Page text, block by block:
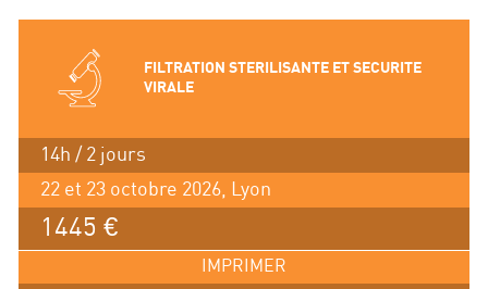
FILTRATION STERILISANTE ET SECURITE
VIRALE
14h / 2 jours
22 et 23 octobre 2026, Lyon
1445 €
IMPRIMER